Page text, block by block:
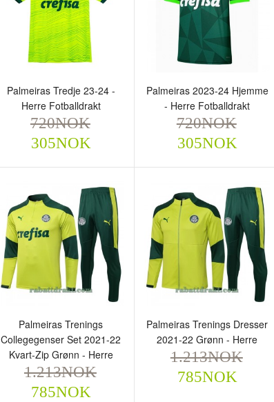
Palmeiras Tredje 23-24 -
Herre Fotballdrakt
720NOK 305NOK
Palmeiras 2023-24
Hjemme - Herre
Fotballdrakt
720NOK 305NOK
Palmeiras Tredje 23-24 -
Herre Fotballdrakt
720NOK
305NOK
Palmeiras 2023-24 Hjemme
- Herre Fotballdrakt
720NOK
305NOK
Palmeiras Trenings
Collegegenser Set 2021-22
Kvart-Zip Grønn - Herre
1.213NOK
785NOK
Palmeiras Trenings Dresser
2021-22 Grønn - Herre
1.213NOK
785NOK